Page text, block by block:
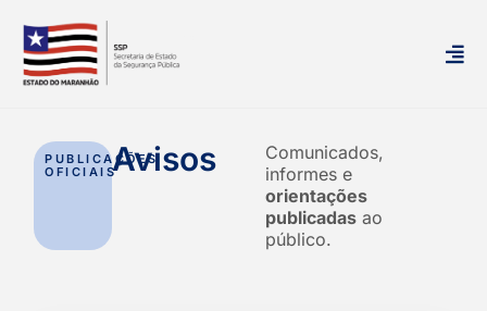
PUBLICAÇÕES
OFICIAISAvisos
Comunicados,
informes e
orientações
publicadas ao
público.